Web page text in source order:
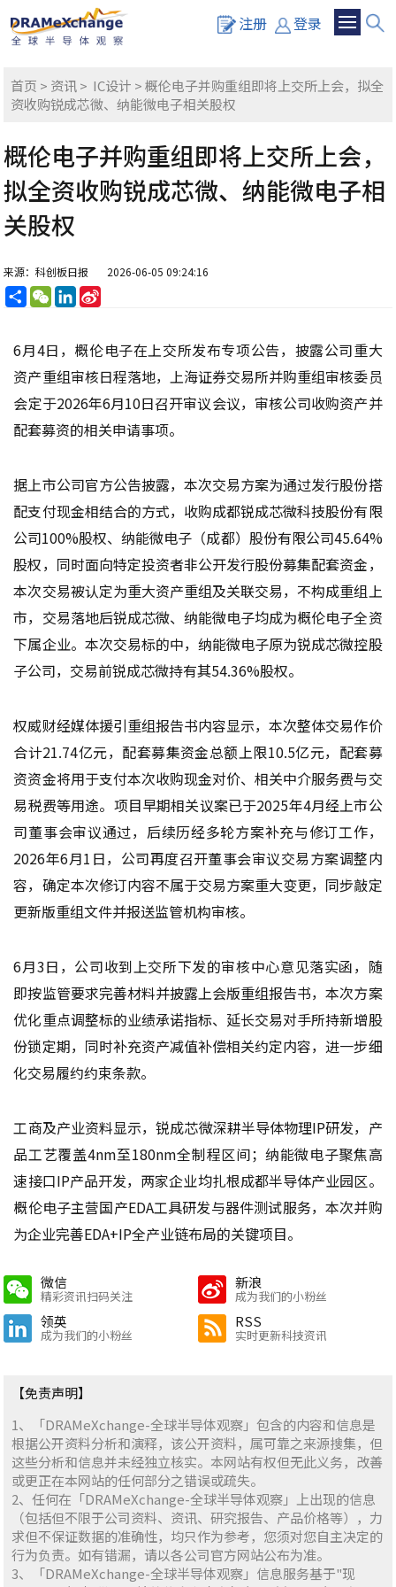
注册 登录
首页 > 资讯> IC设计 > 概伦电子并购重组即将上交所上会，拟全
资收购锐成芯微、纳能微电子相关股权
概伦电子并购重组即将上交所上会，
拟全资收购锐成芯微、纳能微电子相
关股权
来源：科创板日报 2026-06-05 09:24:16
分
享
WeChatLinkedIn
6月4日，概伦电子在上交所发布专项公告，披露公司重大
资产重组审核日程落地，上海证券交易所并购重组审核委员
会定于2026年6月10日召开审议会议，审核公司收购资产并
配套募资的相关申请事项。
据上市公司官方公告披露，本次交易方案为通过发行股份搭
配支付现金相结合的方式，收购成都锐成芯微科技股份有限
公司100%股权、纳能微电子（成都）股份有限公司45.64%
股权，同时面向特定投资者非公开发行股份募集配套资金，
本次交易被认定为重大资产重组及关联交易，不构成重组上
市，交易落地后锐成芯微、纳能微电子均成为概伦电子全资
下属企业。本次交易标的中，纳能微电子原为锐成芯微控股
子公司，交易前锐成芯微持有其54.36%股权。
权威财经媒体援引重组报告书内容显示，本次整体交易作价
合计21.74亿元，配套募集资金总额上限10.5亿元，配套募
资资金将用于支付本次收购现金对价、相关中介服务费与交
易税费等用途。项目早期相关议案已于2025年4月经上市公
司董事会审议通过，后续历经多轮方案补充与修订工作，
2026年6月1日，公司再度召开董事会审议交易方案调整内
容，确定本次修订内容不属于交易方案重大变更，同步敲定
更新版重组文件并报送监管机构审核。
6月3日，公司收到上交所下发的审核中心意见落实函，随
即按监管要求完善材料并披露上会版重组报告书，本次方案
优化重点调整标的业绩承诺指标、延长交易对手所持新增股
份锁定期，同时补充资产减值补偿相关约定内容，进一步细
化交易履约约束条款。
工商及产业资料显示，锐成芯微深耕半导体物理IP研发，产
品工艺覆盖4nm至180nm全制程区间；纳能微电子聚焦高
速接口IP产品开发，两家企业均扎根成都半导体产业园区。
概伦电子主营国产EDA工具研发与器件测试服务，本次并购
为企业完善EDA+IP全产业链布局的关键项目。
微信
精彩资讯扫码关注
新浪
成为我们的小粉丝
领英
成为我们的小粉丝
RSS
实时更新科技资讯
【免责声明】
1、「DRAMeXchange-全球半导体观察」包含的内容和信息是
根据公开资料分析和演释，该公开资料，属可靠之来源搜集，但
这些分析和信息并未经独立核实。本网站有权但无此义务，改善
或更正在本网站的任何部分之错误或疏失。
2、任何在「DRAMeXchange-全球半导体观察」上出现的信息
（包括但不限于公司资料、资讯、研究报告、产品价格等），力
求但不保证数据的准确性，均只作为参考，您须对您自主决定的
行为负责。如有错漏，请以各公司官方网站公布为准。
3、「DRAMeXchange-全球半导体观察」信息服务基于"现